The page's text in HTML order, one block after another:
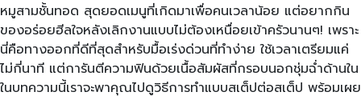
หมูสามชั้นทอด สุดยอดเมนูที่เกิดมาเพื่อคนเวลาน้อย แต่อยากกิน
ของอร่อยฮีลใจหลังเลิกงานแบบไม่ต้องเหนื่อยเข้าครัวนานๆ! เพราะ
นี่คือทางออกที่ดีที่สุดสำหรับมื้อเร่งด่วนที่ทำง่าย ใช้เวลาเตรียมแค่
ไม่กี่นาที แต่การันตีความฟินด้วยเนื้อสัมผัสที่กรอบนอกชุ่มฉ่ำด้านใน
ในบทความนี้เราจะพาคุณไปดูวิธีการทำแบบสเต็ปต่อสเต็ป พร้อมเผย